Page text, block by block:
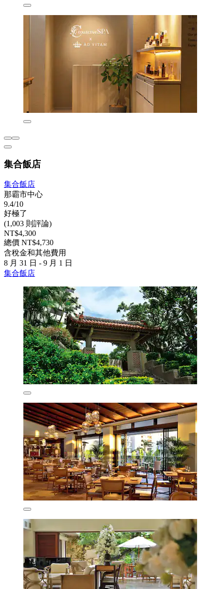
集合飯店
集合飯店
那霸市中心
9.4/10
好極了
(1,003 則評論)
NT$4,300
總價 NT$4,730
含稅金和其他費用
8 月 31 日 - 9 月 1 日
集合飯店